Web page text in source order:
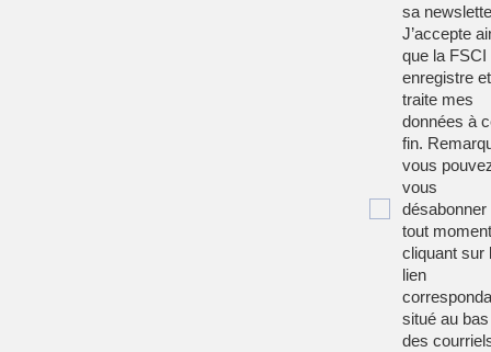
sa
J’accepte
que la FSCI
enregistre et
traite mes
données à
fin.
vous
vous
désabonner
tout
cliquant sur
lien
situé au bas
des